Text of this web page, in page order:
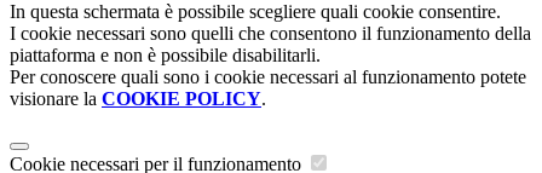
In questa schermata è possibile scegliere quali cookie consentire.
I cookie necessari sono quelli che consentono il funzionamento della
piattaforma e non è possibile disabilitarli.
Per conoscere quali sono i cookie necessari al funzionamento potete
visionare la COOKIE POLICY.
Cookie necessari per il funzionamento